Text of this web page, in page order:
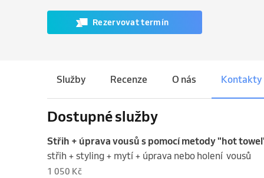
Rezervovat termín
Služby Recenze O nás Kontakty
Dostupné služby
Střih + úprava vousů s pomocí metody "hot
střih + styling + mytí + úprava nebo holení  vousů
1 050 Kč